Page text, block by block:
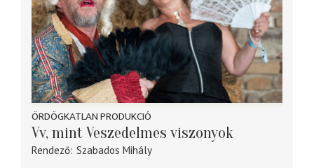
ÖRDÖGKATLAN PRODUKCIÓ
Vv, mint Veszedelmes viszonyok
Rendező Szabados Mihály